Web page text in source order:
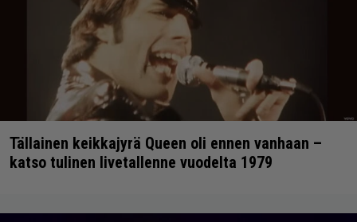
Tällainen keikkajyrä Queen oli ennen vanhaan –
katso tulinen livetallenne vuodelta 1979